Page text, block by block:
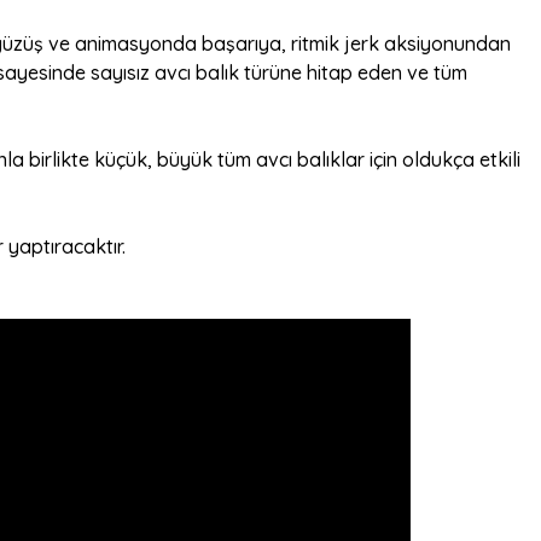
ve animasyonda başarıya, ritmik jerk aksiyonundan
sayısız avcı balık türüne hitap eden ve tüm
birlikte küçük, büyük tüm avcı balıklar için oldukça etkili